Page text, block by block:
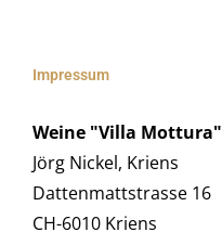
Impressum
Weine "Villa Mottura"
Jörg Nickel, Kriens
Dattenmattstrasse 16
CH-6010 Kriens